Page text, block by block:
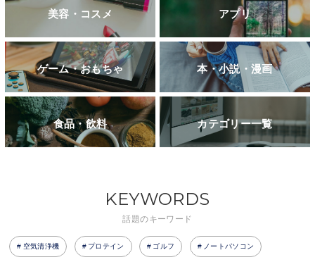
美容・コスメ アプリ
ゲーム・おもちゃ 本・小説・漫画
食品・飲料 カテゴリー一覧
KEYWORDS
話題のキーワード
空気清浄機 プロテイン ゴルフ ノートパソコン